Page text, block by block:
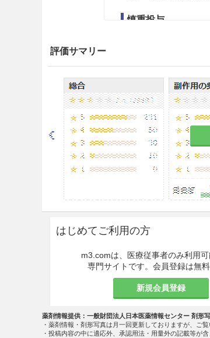
慎重投与
9.1.1以下の患者
こと。
(1)角膜上皮剥離
これらの疾患
ウイルス性結
これらの疾患
9.5 妊婦
妊婦又は妊娠して
と判断される場合
特に2歳未満の場
性を指標とした臨
評価サマリー
はじめてご利用の方
m3.comは、医療従事者のみ利用
専門サイトです。会員登録は無料
新規会員登録
薬剤情報提供：一般財団法人日本医薬情報センター 剤形
・薬剤情報・剤形写真は月一回更新しておりますが、ご
・投稿内容の中に適応外、承認用法・用量外の記載等が